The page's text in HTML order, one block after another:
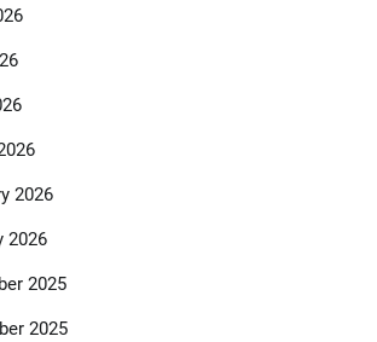
2026
2026
2025
2025